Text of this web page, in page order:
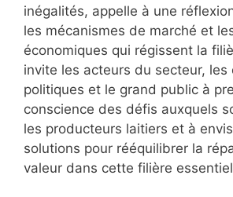
inégalités, appelle à une
les mécanismes de marché et
économiques qui régissent la
invite les acteurs du secteur, les
politiques et le grand public à
conscience des défis auxquels
les producteurs laitiers et à
solutions pour rééquilibrer la
valeur dans cette filière